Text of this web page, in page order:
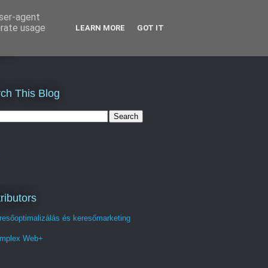
This Blog
és keresőmarketing
Web+
agent
usage
LEARN MORE GOT IT